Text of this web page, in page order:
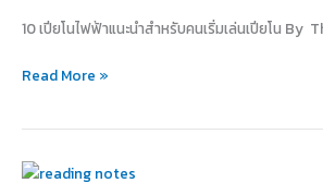
10 เปียโนไฟฟ้าแนะนำสำหรับคนเริ่มเล่นเปียโน By
เริ่ม
เปีย
Read More »
ฝึก